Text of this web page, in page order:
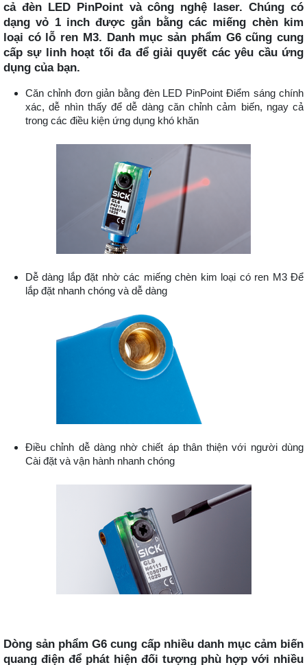
cả đèn LED PinPoint và công nghệ laser. Chúng có
dạng vỏ 1 inch được gắn bằng các miếng chèn kim
loại có lỗ ren M3. Danh mục sản phẩm G6 cũng cung
cấp sự linh hoạt tối đa để giải quyết các yêu cầu ứng
dụng của bạn.
Căn chỉnh đơn giản bằng đèn LED PinPoint Điểm sáng chính
xác, dễ nhìn thấy để dễ dàng căn chỉnh cảm biến, ngay cả
trong các điều kiện ứng dụng khó khăn
Dễ dàng lắp đặt nhờ các miếng chèn kim loại có ren M3 Để
lắp đặt nhanh chóng và dễ dàng
Điều chỉnh dễ dàng nhờ chiết áp thân thiện với người dùng
Cài đặt và vận hành nhanh chóng
Dòng sản phẩm G6 cung cấp nhiều danh mục cảm biến
quang điện để phát hiện đối tượng phù hợp với nhiều